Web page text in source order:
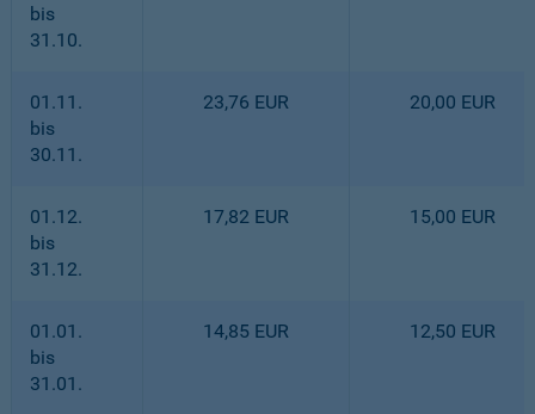
bis
31.10.
01.11.
bis
30.11.
23,76 EUR 20,00 EUR
01.12.
bis
31.12.
17,82 EUR 15,00 EUR
01.01.
bis
31.01.
14,85 EUR 12,50 EUR